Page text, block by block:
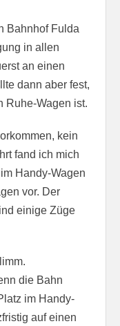
Bahnhof Fulda
in allen
an einen
dann aber fest,
Ruhe-Wagen ist.
kein
fand ich mich
Handy-Wagen
vor. Der
einige Züge
die Bahn
im Handy-
auf einen